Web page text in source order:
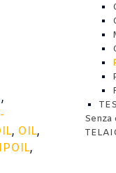
,
, OIL,
,
Senza